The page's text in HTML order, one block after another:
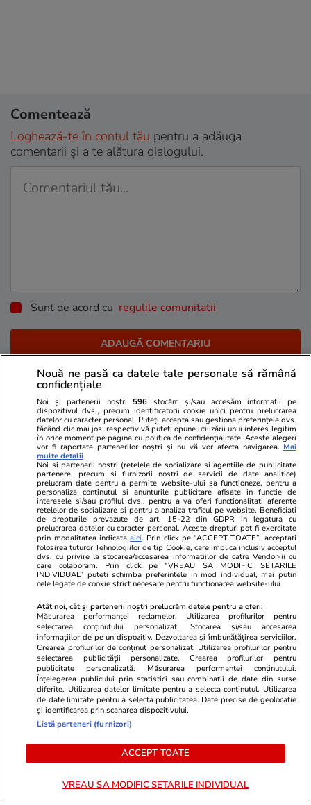
Comentează
Loghează-te în contul tău pentru a adăuga
comentarii și a te alătura dialogului.
Sunt de acord cu regulile comunitatii
PARTENERI
Ce face și cum arată acum Sorina
Săcărin, fetița din Baia de Aramă,
adoptată de o familie din SUA.
După valul de controverse care a
zguduit România, viața ei s-a
schimbat radical peste Ocean! Ce
a ieșit la iveală și cum arată acum
Liviu
A povestit
vizitat
Guvernul
rezolvat. Și
vorbit”.
culisele
GSP
Nouă ne pasă ca datele tale personale să rămână
confidențiale
Noi și partenerii noștri 596 stocăm și/sau accesăm informații pe
dispozitivul dvs., precum identificatorii cookie unici pentru prelucrarea
datelor cu caracter personal. Puteți accepta sau gestiona preferințele dvs.
făcând clic mai jos, respectiv vă puteți opune utilizării unui interes legitim
în orice moment pe pagina cu politica de confidențialitate. Aceste alegeri
vor fi raportate partenerilor noștri și nu vă vor afecta navigarea. Mai
multe detalii
Noi si partenerii nostri (retelele de socializare si agentiile de publicitate
partenere, precum si furnizorii nostri de servicii de date analitice)
prelucram date pentru a permite website-ului sa functioneze, pentru a
personaliza continutul si anunturile publicitare afisate in functie de
interesele si/sau profilul dvs., pentru a va oferi functionalitati aferente
retelelor de socializare si pentru a analiza traficul pe website. Beneficiati
de drepturile prevazute de art. 15-22 din GDPR in legatura cu
prelucrarea datelor cu caracter personal. Aceste drepturi pot fi exercitate
prin modalitatea indicataaici. Prin click pe “ACCEPT TOATE”, acceptati
folosirea tuturor Tehnologiilor de tip Cookie, care implica inclusiv acceptul
dvs. cu privire la stocarea/accesarea informatiilor de catre Vendor-ii cu
care colaboram. Prin click pe “VREAU SA MODIFIC SETARILE
INDIVIDUAL” puteti schimba preferintele in mod individual, mai putin
cele legate de cookie strict necesare pentru functionarea website-ului.
Atât noi, cât și partenerii noștri prelucrăm datele pentru a oferi:
Măsurarea performanței reclamelor. Utilizarea profilurilor pentru
selectarea conținutului personalizat. Stocarea și/sau accesarea
informațiilor de pe un dispozitiv. Dezvoltarea și îmbunătățirea serviciilor.
Crearea profilurilor de conținut personalizat. Utilizarea profilurilor pentru
selectarea publicității personalizate. Crearea profilurilor pentru
publicitate personalizată. Măsurarea performanței conținutului.
Înțelegerea publicului prin statistici sau combinații de date din surse
diferite. Utilizarea datelor limitate pentru a selecta conținutul. Utilizarea
de date limitate pentru a selecta publicitatea. Date precise de geolocație
și identificarea prin scanarea dispozitivului.
Listă parteneri (furnizori)
ACCEPT TOATE
VREAU SA MODIFIC SETARILE INDIVIDUAL